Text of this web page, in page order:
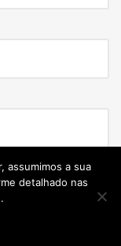
assumimos a sua
detalhado nas